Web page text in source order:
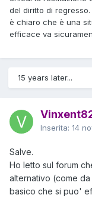
del diritto di regresso.
è chiaro che è una
efficace va
15 years later...
Inserita: 14
Salve.
Ho letto sul forum
alternativo (come
basico che si puo'